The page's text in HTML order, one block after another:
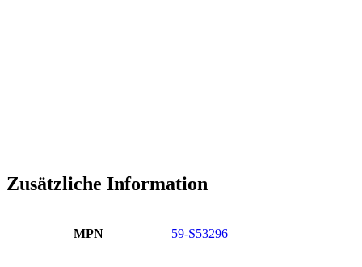
Zusätzliche Information
MPN 59-S53296